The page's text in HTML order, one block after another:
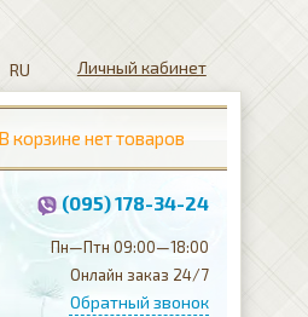
Личный кабинет
(095) 178-34-24
Пн—Птн 09:00—18:00
Онлайн заказ 24/7
Обратный звонок